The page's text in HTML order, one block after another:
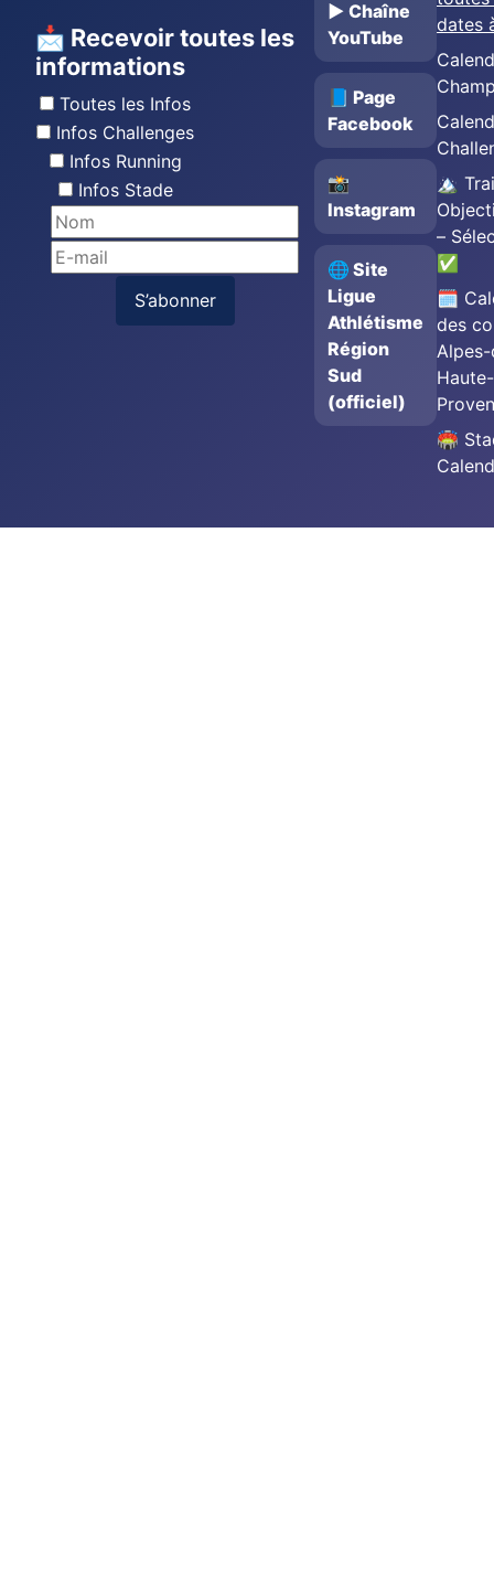
📩 Recevoir toutes les
informations
Toutes les Infos
Infos Challenges
Infos Running
Infos Stade
S’abonner
▶️ Chaîne
YouTube
📘 Page
Facebook
📸
Instagram
🌐 Site
Ligue
Athlétisme
Région
Sud
(officiel)
dates
🏔️
–
✅
🗓️
des
Haute-
🏟️